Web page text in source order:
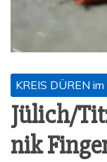
KREIS DÜREN
Jülich/
nik